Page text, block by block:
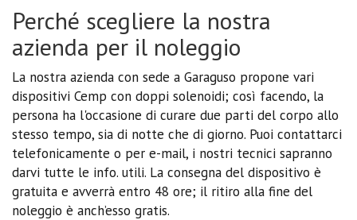
Perché scegliere la nostra
azienda per il noleggio
La nostra azienda con sede a Garaguso propone vari
dispositivi Cemp con doppi solenoidi; così facendo, la
persona ha l'occasione di curare due parti del corpo allo
stesso tempo, sia di notte che di giorno. Puoi contattarci
telefonicamente o per e-mail, i nostri tecnici sapranno
darvi tutte le info. utili. La consegna del dispositivo è
gratuita e avverrà entro 48 ore; il ritiro alla fine del
noleggio è anch’esso gratis.